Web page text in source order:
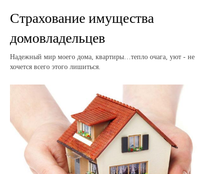
Страхование имущества
домовладельцев
Надежный мир моего дома, квартиры…тепло очага, уют - не
хочется всего этого лишиться.